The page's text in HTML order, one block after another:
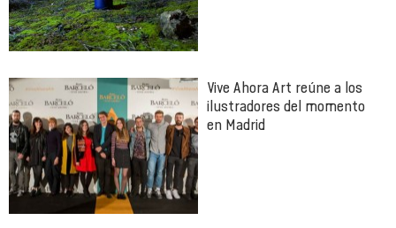
Vive Ahora Art reúne a los
ilustradores del momento
en Madrid